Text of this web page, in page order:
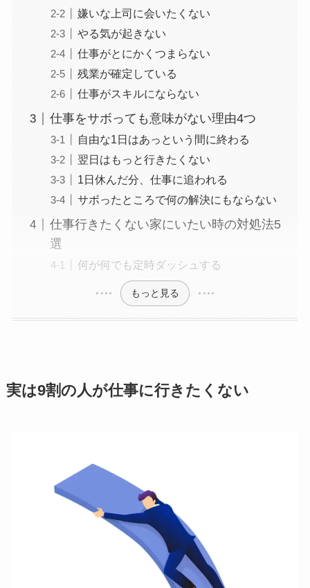
嫌いな上司に会いたくない
やる気が起きない
仕事がとにかくつまらない
残業が確定している
仕事がスキルにならない
仕事をサボっても意味がない理由4つ
自由な1日はあっという間に終わる
翌日はもっと行きたくない
1日休んだ分、仕事に追われる
サボったところで何の解決にもならない
仕事行きたくない家にいたい時の対処法5
選
何が何でも定時ダッシュする
もっと見る
実は9割の人が仕事に行きたくない